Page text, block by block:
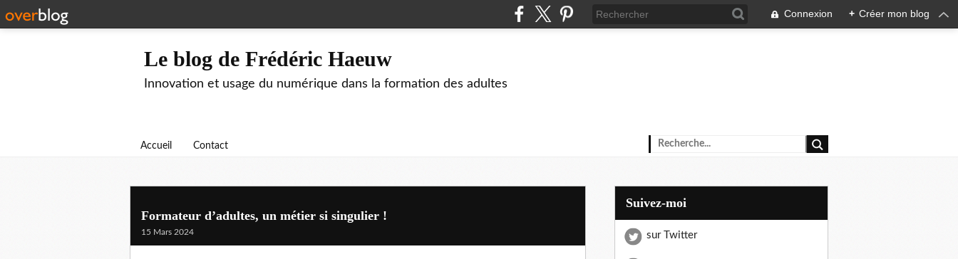
Connexion + Créer mon blog
Le blog de Frédéric Haeuw
Innovation et usage du numérique dans la formation des adultes
Accueil Contact
Formateur d’adultes, un métier si singulier !
15 Mars 2024
Suivez-moi
sur Twitter